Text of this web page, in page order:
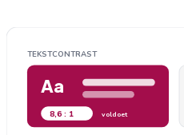
TEKSTCONTRAST
Aa
8,6 : 1 voldoet